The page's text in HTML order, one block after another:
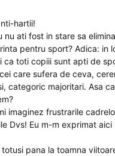
hartii!
nu ati fost in stare sa
pentru sport? Adica: in
ca toti copiii sunt apti de
care sufera de ceva,
categoric majoritari. Asa
imaginez frustrarile
Dvs! Eu m-m exprimat
pana la toamna